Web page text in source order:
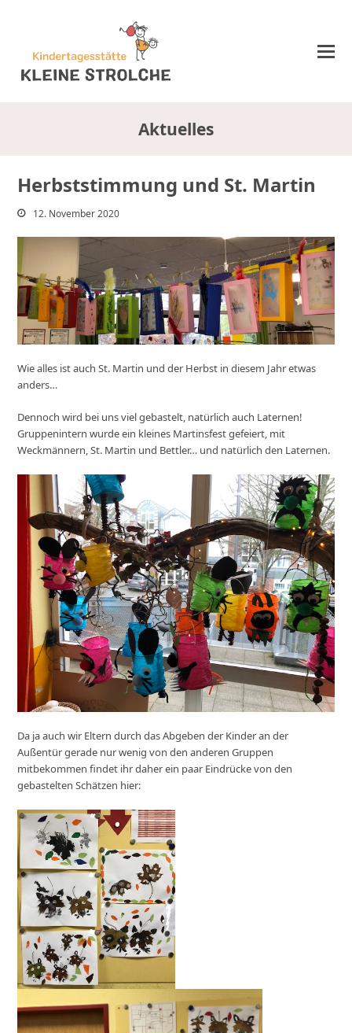
Aktuelles
Herbststimmung und St. Martin
12. November 2020
Wie alles ist auch St. Martin und der Herbst in diesem Jahr etwas
anders…
Dennoch wird bei uns viel gebastelt, natürlich auch Laternen!
Gruppenintern wurde ein kleines Martinsfest gefeiert, mit
Weckmännern, St. Martin und Bettler… und natürlich den Laternen.
Da ja auch wir Eltern durch das Abgeben der Kinder an der
Außentür gerade nur wenig von den anderen Gruppen
mitbekommen findet ihr daher ein paar Eindrücke von den
gebastelten Schätzen hier: